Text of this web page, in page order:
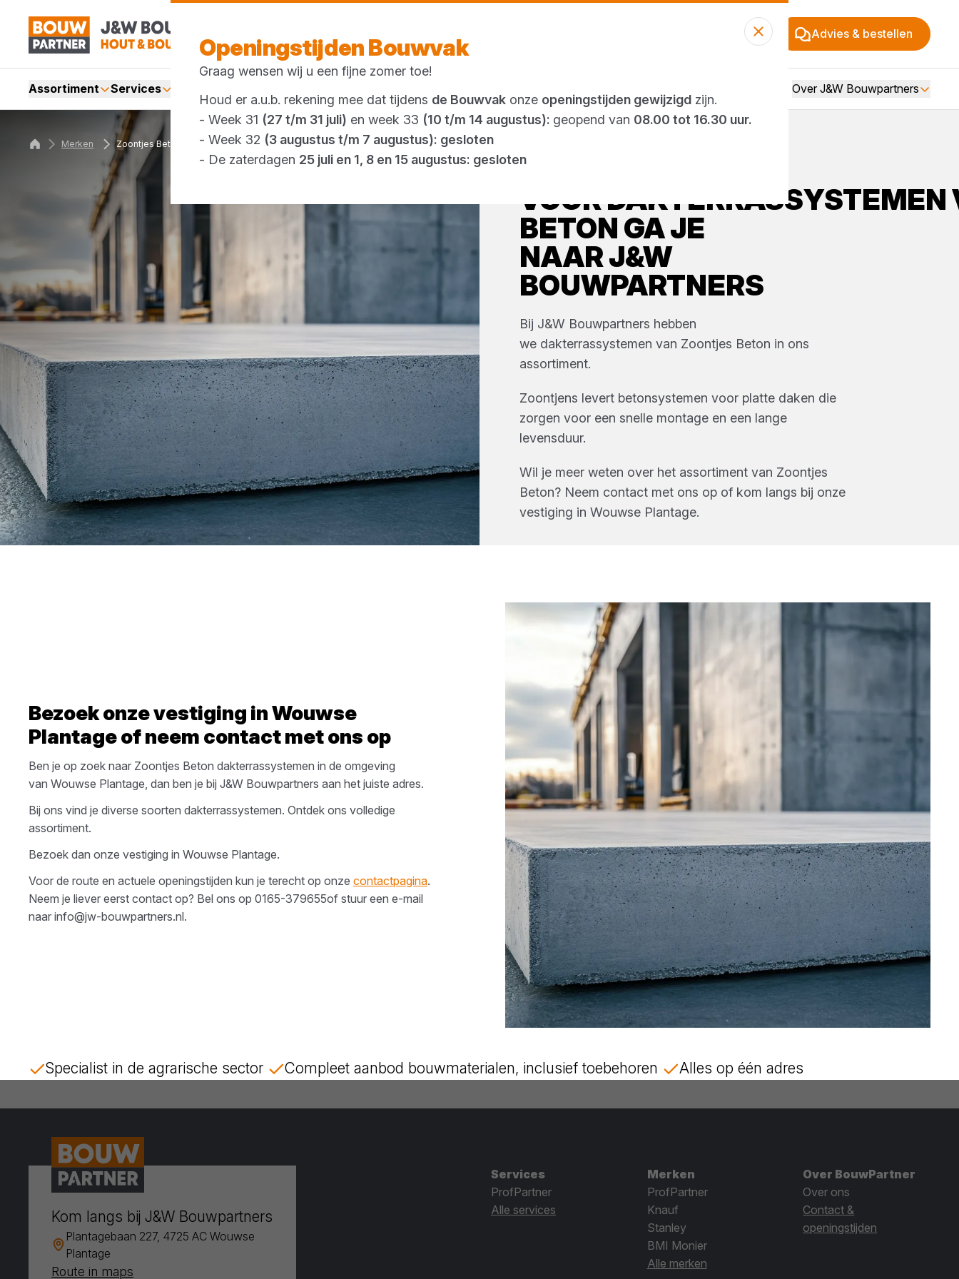
Advies & bestellen
Assortiment Services Over J&W Bouwpartners
VOORDAKTERRASSYSTEMEN
BETON GA JE
NAARJ&W
BOUWPARTNERS
Bij J&W Bouwpartners hebben
we dakterrassystemen van Zoontjes Beton in ons
assortiment.
Zoontjens levert betonsystemen voor platte daken die
zorgen voor een snelle montage en een lange
levensduur.
Wil je meer weten over het assortiment van Zoontjes
Beton? Neem contact met ons op of kom langs bij onze
vestiging in Wouwse Plantage.
Merken Zoontjes Beton
Bezoek onze vestiging inWouwse
Plantageof neem contact met ons op
Ben je op zoek naar Zoontjes Beton dakterrassystemen in de omgeving
van Wouwse Plantage, dan ben je bij J&W Bouwpartners aan het juiste adres.
Bij ons vind je diverse soorten dakterrassystemen. Ontdek ons volledige
assortiment.
Bezoek dan onze vestiging in Wouwse Plantage.
Voor de route en actuele openingstijden kun je terecht op onze contactpagina.
Neem je liever eerst contact op? Bel ons op 0165-379655of stuur een e-mail
naar info@jw-bouwpartners.nl.
Specialist in de agrarische sector Compleet aanbod bouwmaterialen, inclusief toebehoren Alles op één adres
Openingstijden Bouwvak
Graag wensen wij u een fijne zomer toe!
Houd er a.u.b. rekening mee dat tijdens de Bouwvak onze openingstijden gewijzigd zijn.
- Week 31 (27 t/m 31 juli) en week 33 (10 t/m 14 augustus): geopend van 08.00 tot 16.30 uur.
- Week 32 (3 augustus t/m 7 augustus): gesloten
- De zaterdagen 25 juli en 1, 8 en 15 augustus: gesloten
Kom langs bij J&W Bouwpartners
Plantagebaan 227, 4725 AC Wouwse
Plantage
Route in maps
Services
ProfPartner
Alle services
Merken
ProfPartner
Knauf
Stanley
BMI Monier
Alle merken
Over BouwPartner
Over ons
Contact &
openingstijden